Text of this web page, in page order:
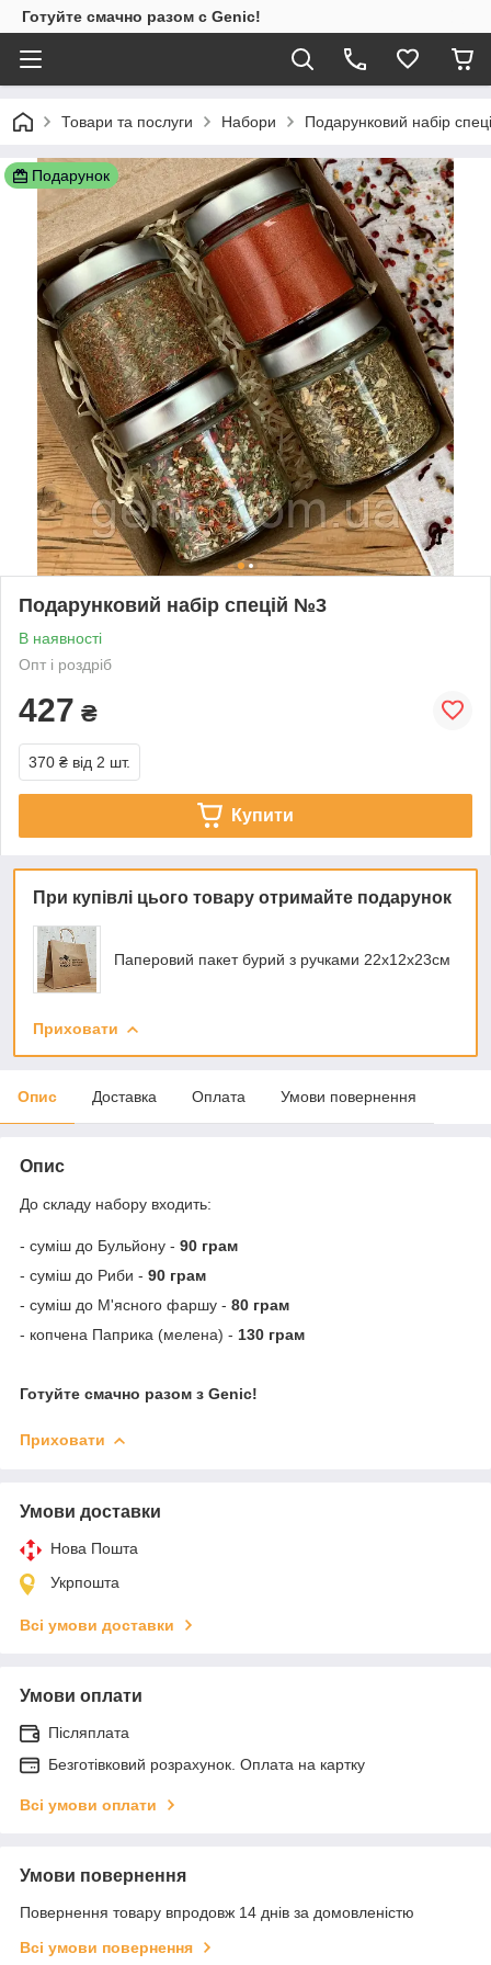
Готуйте смачно разом с Genic!
Товари та послуги Набори Подарунковий набір
Подарунок
Подарунковий набір спецій №3
В наявності
Опт і роздріб
427 ₴
370 ₴ від 2 шт.
Купити
При купівлі цього товару отримайте подарунок
Паперовий пакет бурий з ручками 22х12х23см
Приховати
Опис Доставка Оплата Умови повернення
Опис
До складу набору входить:
- суміш до Бульйону - 90 грам
- суміш до Риби - 90 грам
- суміш до М'ясного фаршу - 80 грам
- копчена Паприка (мелена) - 130 грам
Готуйте смачно разом з Genic!
Приховати
Умови доставки
Нова Пошта
Укрпошта
Всі умови доставки
Умови оплати
Післяплата
Безготівковий розрахунок. Оплата на картку
Всі умови оплати
Умови повернення
Повернення товару впродовж 14 днів за домовленістю
Всі умови повернення